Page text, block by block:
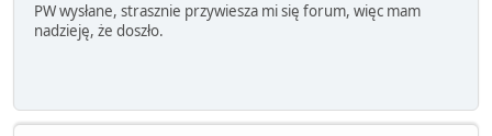
PW wysłane, strasznie przywiesza mi się forum, więc mam
nadzieję, że doszło.